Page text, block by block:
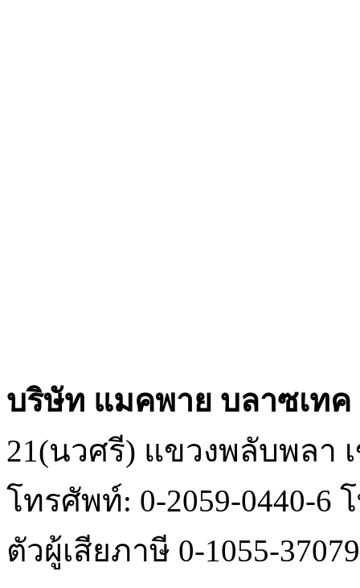
บริษัท แมคพาย บลาซเทค
21(นวศรี) แขวงพลับพลา
โทรศัพท์: 0-2059-0440-6
ตัวผู้เสียภาษี 0-1055-